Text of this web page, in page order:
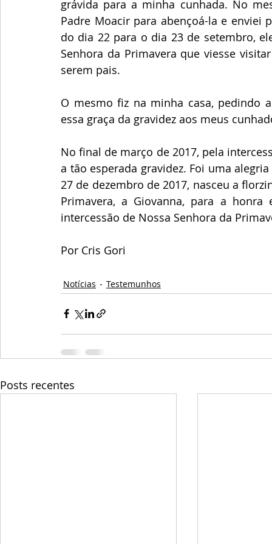
grávida para a minha cunhada. No
Padre Moacir para abençoá-la e enviei
do dia 22 para o dia 23 de setembro,
Senhora da Primavera que viesse
serem pais.
O mesmo fiz na minha casa, pedindo
essa graça da gravidez aos meus
No final de março de 2017, pela
a tão esperada gravidez. Foi uma
27 de dezembro de 2017, nasceu a
Primavera, a Giovanna, para a
intercessão de Nossa Senhora da
Por Cris Gori
Notícias Testemunhos
Posts recentes